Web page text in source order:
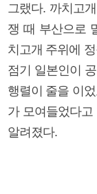
그랬다. 까치고
쟁 때 부산으로
치고개 주위에
점기 일본인이
행렬이 줄을 이
가 모여들었다
알려졌다.